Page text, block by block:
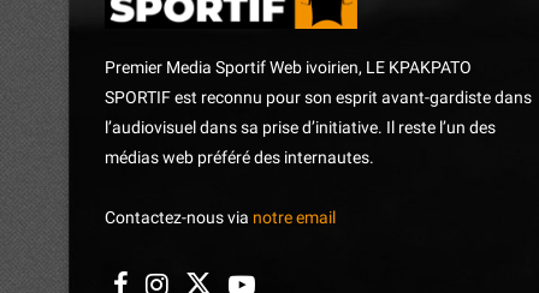
Premier Media Sportif Web ivoirien, LE KPAKPATO
SPORTIF est reconnu pour son esprit avant-gardiste dans
l’audiovisuel dans sa prise d’initiative. Il reste l’un des
médias web préféré des internautes.
Contactez-nous via notre email